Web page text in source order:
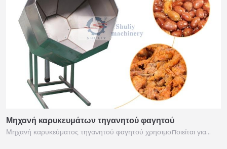
Μηχανή καρυκευμάτων τηγανητού φαγητού
Μηχανή καρυκεύματος τηγανητού φαγητού χρησιμοποιείται για…